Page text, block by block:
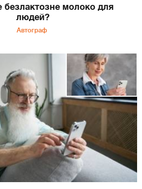
безлактозне молоко для
людей?
Автограф